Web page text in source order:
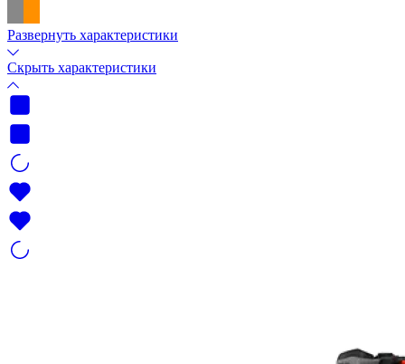
Развернуть характеристики
Скрыть характеристики